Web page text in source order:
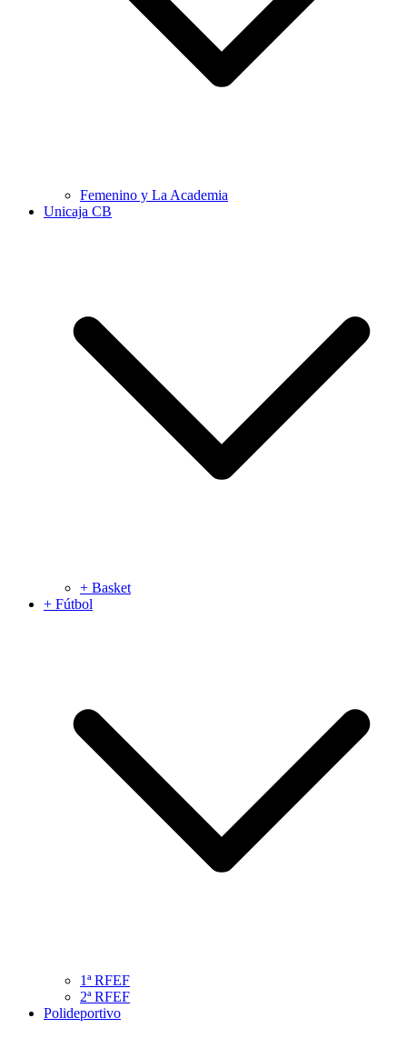
Femenino y La Academia
Unicaja CB
+ Basket
+ Fútbol
1ª RFEF
2ª RFEF
Polideportivo